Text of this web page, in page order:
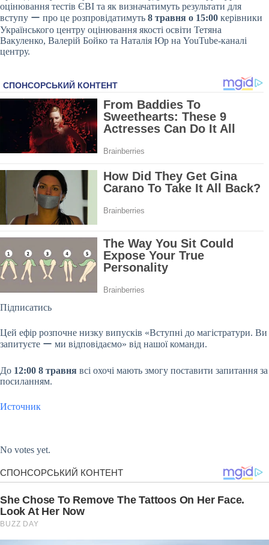
оцінювання тестів ЄВІ та як визначатимуть результати для
вступу ー про це розпровідатимуть 8 травня о 15:00 керівники
Українського центру оцінювання якості освіти Тетяна
Вакуленко, Валерій Бойко та Наталія Юр на YouTube-каналі
центру.
Підписатись
Цей ефір розпочне низку випусків «Вступні до магістратури. Ви
запитуєте ー ми відповідаємо» від нашої команди.
До 12:00 8 травня всі охочі мають змогу поставити запитання за
посиланням.
Источник
No votes yet.